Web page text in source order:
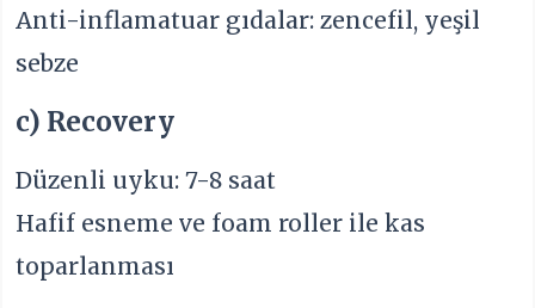
Anti-inflamatuar gıdalar: zencefil, yeşil
sebze
c) Recovery
Düzenli uyku: 7-8 saat
Hafif esneme ve foam roller ile kas
toparlanması